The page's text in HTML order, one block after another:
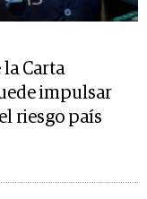
la Carta
impulsar
riesgo país